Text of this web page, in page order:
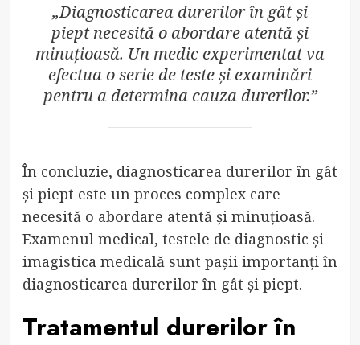
„Diagnosticarea durerilor în gât și
piept necesită o abordare atentă și
minuțioasă. Un medic experimentat va
efectua o serie de teste și examinări
pentru a determina cauza durerilor.”
În concluzie, diagnosticarea durerilor în gât
și piept este un proces complex care
necesită o abordare atentă și minuțioasă.
Examenul medical, testele de diagnostic și
imagistica medicală sunt pașii importanți în
diagnosticarea durerilor în gât și piept.
Tratamentul durerilor în